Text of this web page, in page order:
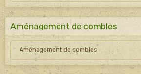
Aménagement de combles
Aménagement de combles